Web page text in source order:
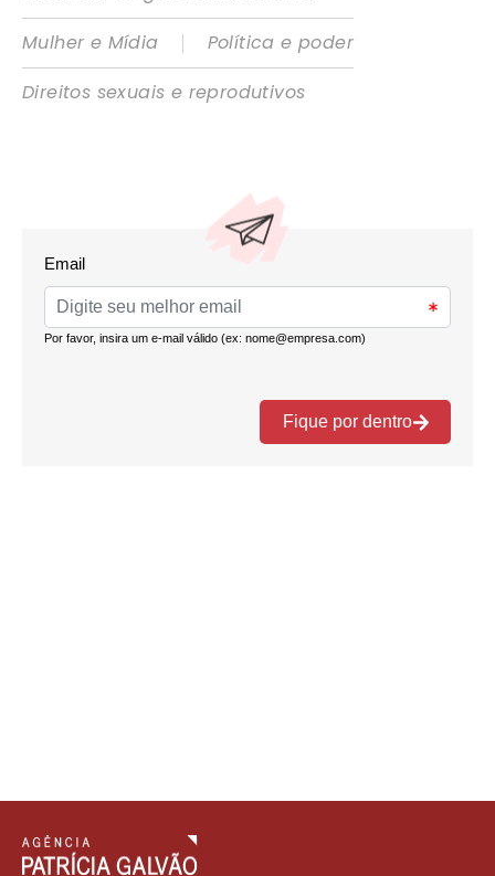
Mulher e Mídia
|
Política e poder
Direitos sexuais e reprodutivos